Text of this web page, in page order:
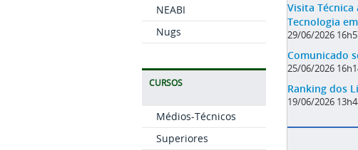
NEABI
Nugs
CURSOS
Médios-Técnicos
Superiores
Visita
Tecnologia
29/06/2026
Comunicado
25/06/2026
Ranking dos
19/06/2026